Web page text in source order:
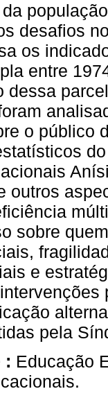
desafios
os
entre
dessa
o público
outros
sobre
e
pela
: Educação